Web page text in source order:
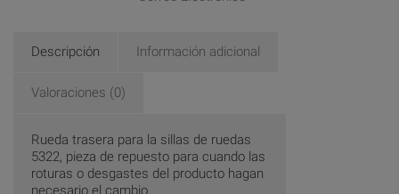
Descripción Información adicional
Valoraciones (0)
Rueda trasera para la sillas de ruedas
5322, pieza de repuesto para cuando las
roturas o desgastes del producto hagan
necesario el cambio.